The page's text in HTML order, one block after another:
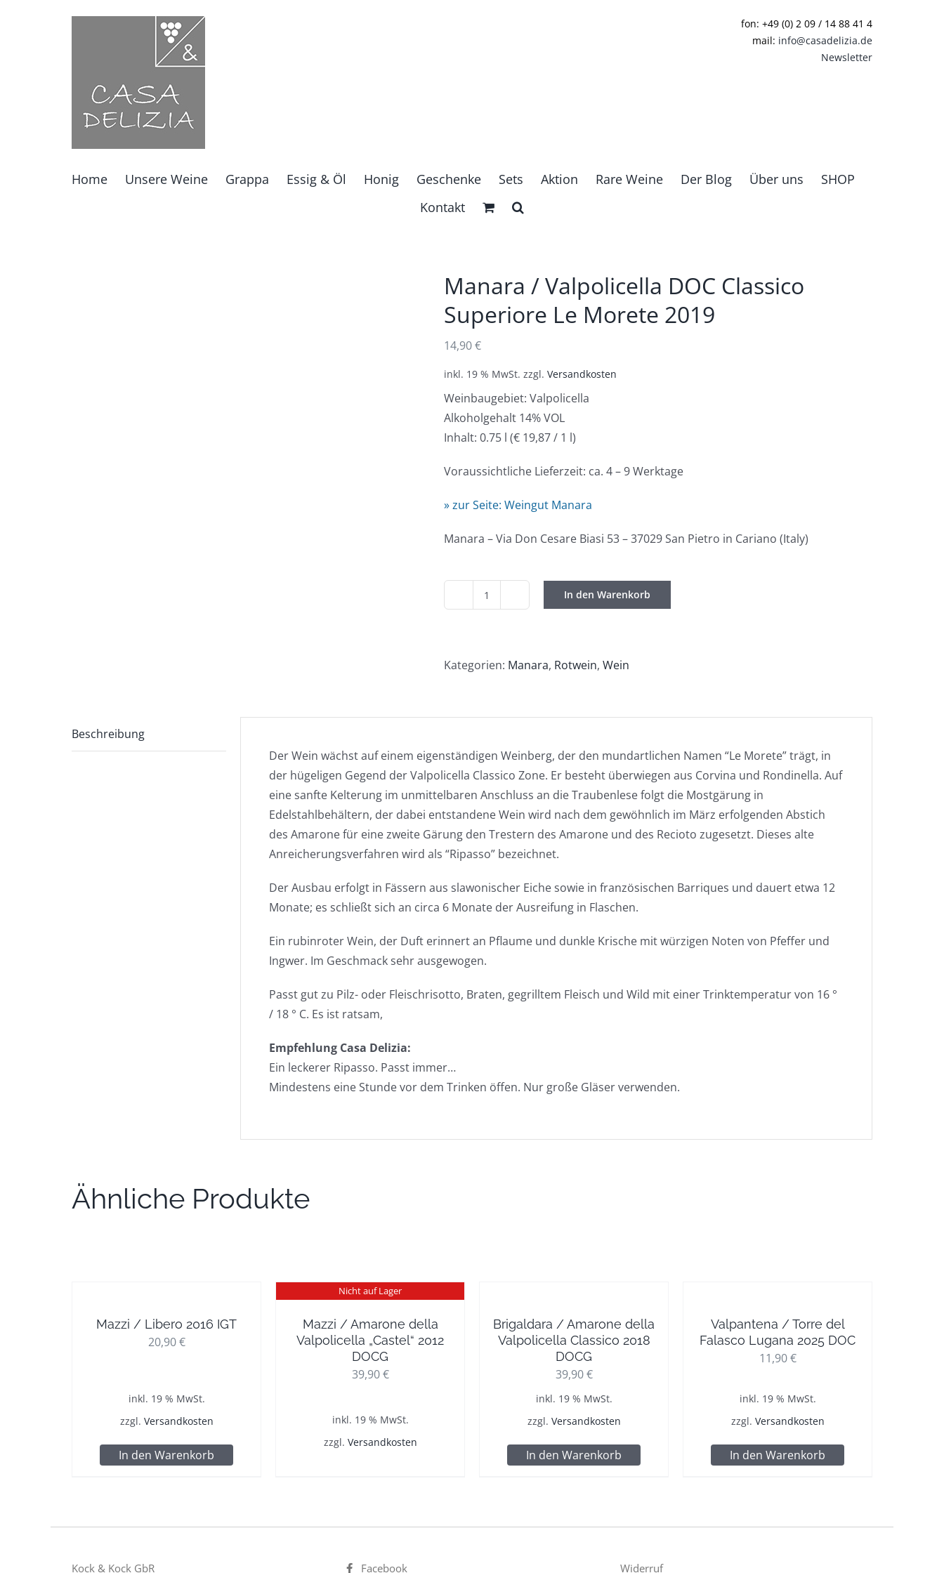
fon: +49 (0) 2 09 / 14 88 41 4
mail: info@casadelizia.de
Newsletter
Home Unsere Weine Grappa Essig & Öl Honig Geschenke Sets Aktion Rare Weine Der Blog Über uns
SHOP
Kontakt
Manara / Valpolicella DOC Classico
Superiore Le Morete 2019
14,90€
inkl. 19 % MwSt. zzgl. Versandkosten
Weinbaugebiet: Valpolicella
Alkoholgehalt 14% VOL
Inhalt: 0.75 l (€ 19,87 / 1 l)
Voraussichtliche Lieferzeit: ca. 4 – 9 Werktage
» zur Seite: Weingut Manara
Manara – Via Don Cesare Biasi 53 – 37029 San Pietro in Cariano (Italy)
Manara
DOC
Le
2019
Menge
In den Warenkorb
Kategorien: Manara, Rotwein, Wein
Beschreibung
Der Wein wächst auf einem eigenständigen Weinberg, der den mundartlichen Namen “Le Morete” trägt, in
der hügeligen Gegend der Valpolicella Classico Zone. Er besteht überwiegen aus Corvina und Rondinella. Auf
eine sanfte Kelterung im unmittelbaren Anschluss an die Traubenlese folgt die Mostgärung in
Edelstahlbehältern, der dabei entstandene Wein wird nach dem gewöhnlich im März erfolgenden Abstich
des Amarone für eine zweite Gärung den Trestern des Amarone und des Recioto zugesetzt. Dieses alte
Anreicherungsverfahren wird als “Ripasso” bezeichnet.
Der Ausbau erfolgt in Fässern aus slawonischer Eiche sowie in französischen Barriques und dauert etwa 12
Monate; es schließt sich an circa 6 Monate der Ausreifung in Flaschen.
Ein rubinroter Wein, der Duft erinnert an Pflaume und dunkle Krische mit würzigen Noten von Pfeffer und
Ingwer. Im Geschmack sehr ausgewogen.
Passt gut zu Pilz- oder Fleischrisotto, Braten, gegrilltem Fleisch und Wild mit einer Trinktemperatur von 16 °
/ 18 ° C. Es ist ratsam,
Empfehlung Casa Delizia:
Ein leckerer Ripasso. Passt immer…
Mindestens eine Stunde vor dem Trinken öffen. Nur große Gläser verwenden.
Ähnliche Produkte
Mazzi / Libero 2016 IGT
20,90€
inkl. 19 % MwSt.
zzgl. Versandkosten
In den Warenkorb
Nicht auf Lager
Mazzi / Amarone della
Valpolicella „Castel“ 2012
DOCG
39,90€
inkl. 19 % MwSt.
zzgl. Versandkosten
Brigaldara / Amarone della
Valpolicella Classico 2018
DOCG
39,90€
inkl. 19 % MwSt.
zzgl. Versandkosten
In den Warenkorb
Valpantena / Torre del
Falasco Lugana 2025 DOC
11,90€
inkl. 19 % MwSt.
zzgl. Versandkosten
In den Warenkorb
Kock & Kock GbR Facebook Widerruf